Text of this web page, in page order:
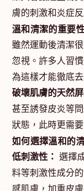
膚的刺激和炎症反
溫和清潔的重要
雖然運動後清潔
忽視。許多人習
為這樣才能徹底
破壞肌膚的天然屏
甚至誘發皮炎等
狀態，此時更需要
如何選擇溫和的
低刺激性： 選擇
料等刺激性成分